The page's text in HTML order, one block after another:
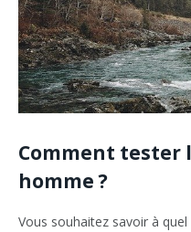
Comment tester
homme ?
Vous souhaitez savoir à